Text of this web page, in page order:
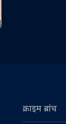
क्राइम ब्रांच